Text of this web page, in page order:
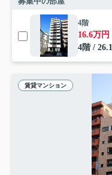
4階
16.6万円
4階 /
賃貸マンション